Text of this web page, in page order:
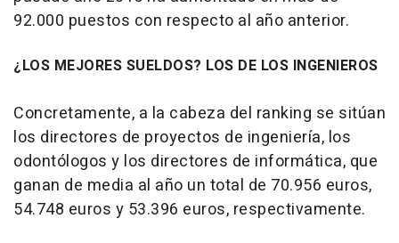
92.000 puestos con respecto al año anterior.
¿LOS MEJORES SUELDOS? LOS DE LOS INGENIEROS
Concretamente, a la cabeza del ranking se sitúan
los directores de proyectos de ingeniería, los
odontólogos y los directores de informática, que
ganan de media al año un total de 70.956 euros,
54.748 euros y 53.396 euros, respectivamente.